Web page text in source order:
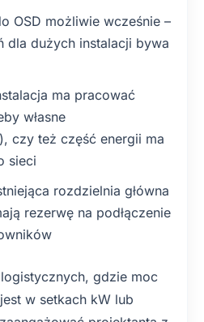
OSD możliwie wcześnie –
dla dużych instalacji bywa
ma pracować
własne
czy też część energii ma
sieci
rozdzielnia główna
rezerwę na podłączenie
gdzie moc
w setkach kW lub